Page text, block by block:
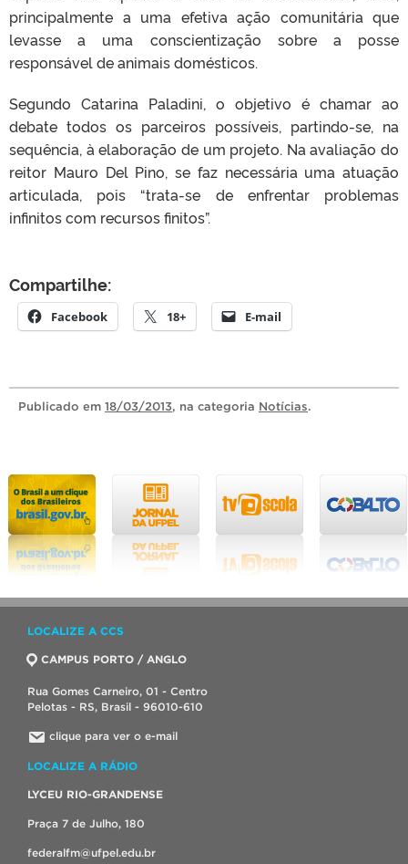
principalmente a uma efetiva ação comunitária que
levasse a uma conscientização sobre a posse
responsável de animais domésticos.
Segundo Catarina Paladini, o objetivo é chamar ao
debate todos os parceiros possíveis, partindo-se, na
sequência, à elaboração de um projeto. Na avaliação do
reitor Mauro Del Pino, se faz necessária uma atuação
articulada, pois “trata-se de enfrentar problemas
infinitos com recursos finitos”.
Compartilhe:
Facebook 18+ E-mail
Publicado em 18/03/2013, na categoria Notícias.
LOCALIZE A CCS
CAMPUS PORTO / ANGLO
Rua Gomes Carneiro, 01 - Centro
Pelotas - RS, Brasil - 96010-610
clique para ver o e-mail
LOCALIZE A RÁDIO
LYCEU RIO-GRANDENSE
Praça 7 de Julho, 180
federalfm@ufpel.edu.br